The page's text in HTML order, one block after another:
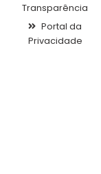
Transparência
Portal da
Privacidade